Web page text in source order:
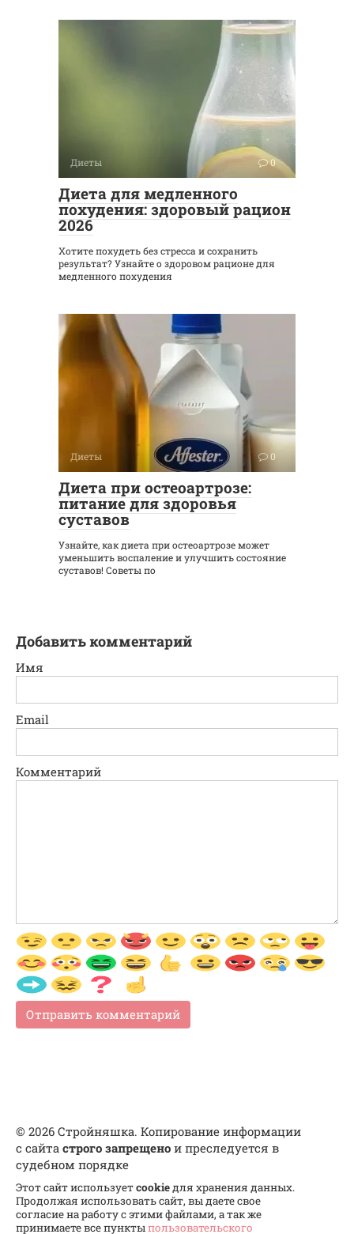
Диеты 0
Диета для медленного
похудения: здоровый рацион
2026
Хотите похудеть без стресса и сохранить
результат? Узнайте о здоровом рационе для
медленного похудения
Диеты 0
Диета при остеоартрозе:
питание для здоровья
суставов
Узнайте, как диета при остеоартрозе может
уменьшить воспаление и улучшить состояние
суставов! Советы по
Добавить комментарий
Имя
Email
Комментарий
© 2026 Стройняшка. Копирование информации
с сайта строго запрещено и преследуется в
судебном порядке
Этот сайт используетcookieдля хранения данных.
Продолжая использовать сайт, вы даете свое
согласие на работу с этими файлами, а так же
принимаете все пунктыпользовательского